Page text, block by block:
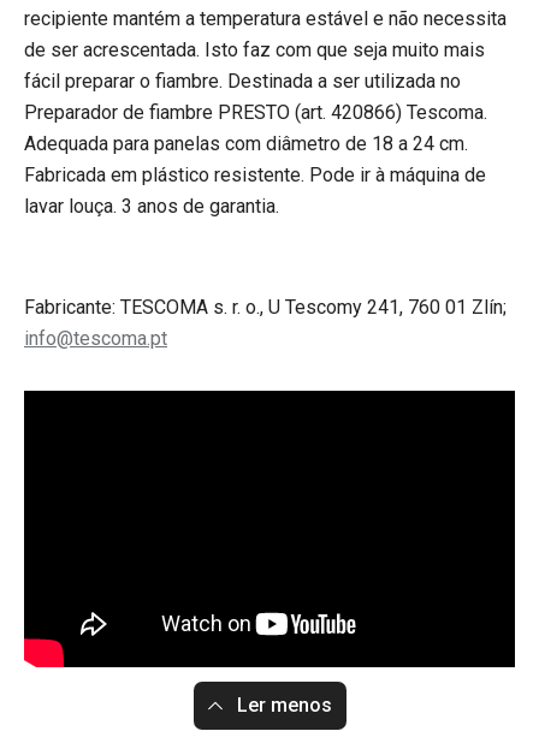
recipiente mantém a temperatura estável e não necessita
de ser acrescentada. Isto faz com que seja muito mais
fácil preparar o fiambre. Destinada a ser utilizada no
Preparador de fiambre PRESTO (art. 420866) Tescoma.
Adequada para panelas com diâmetro de 18 a 24 cm.
Fabricada em plástico resistente. Pode ir à máquina de
lavar louça. 3 anos de garantia.
Fabricante: TESCOMA s. r. o., U Tescomy 241, 760 01 Zlín;
info@tescoma.pt
Ler menos